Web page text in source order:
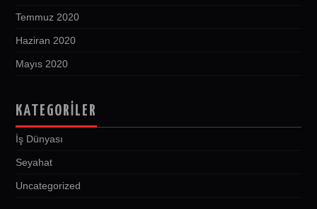
Temmuz 2020
Haziran 2020
Mayıs 2020
KATEGORILER
İş Dünyası
Seyahat
Uncategorized